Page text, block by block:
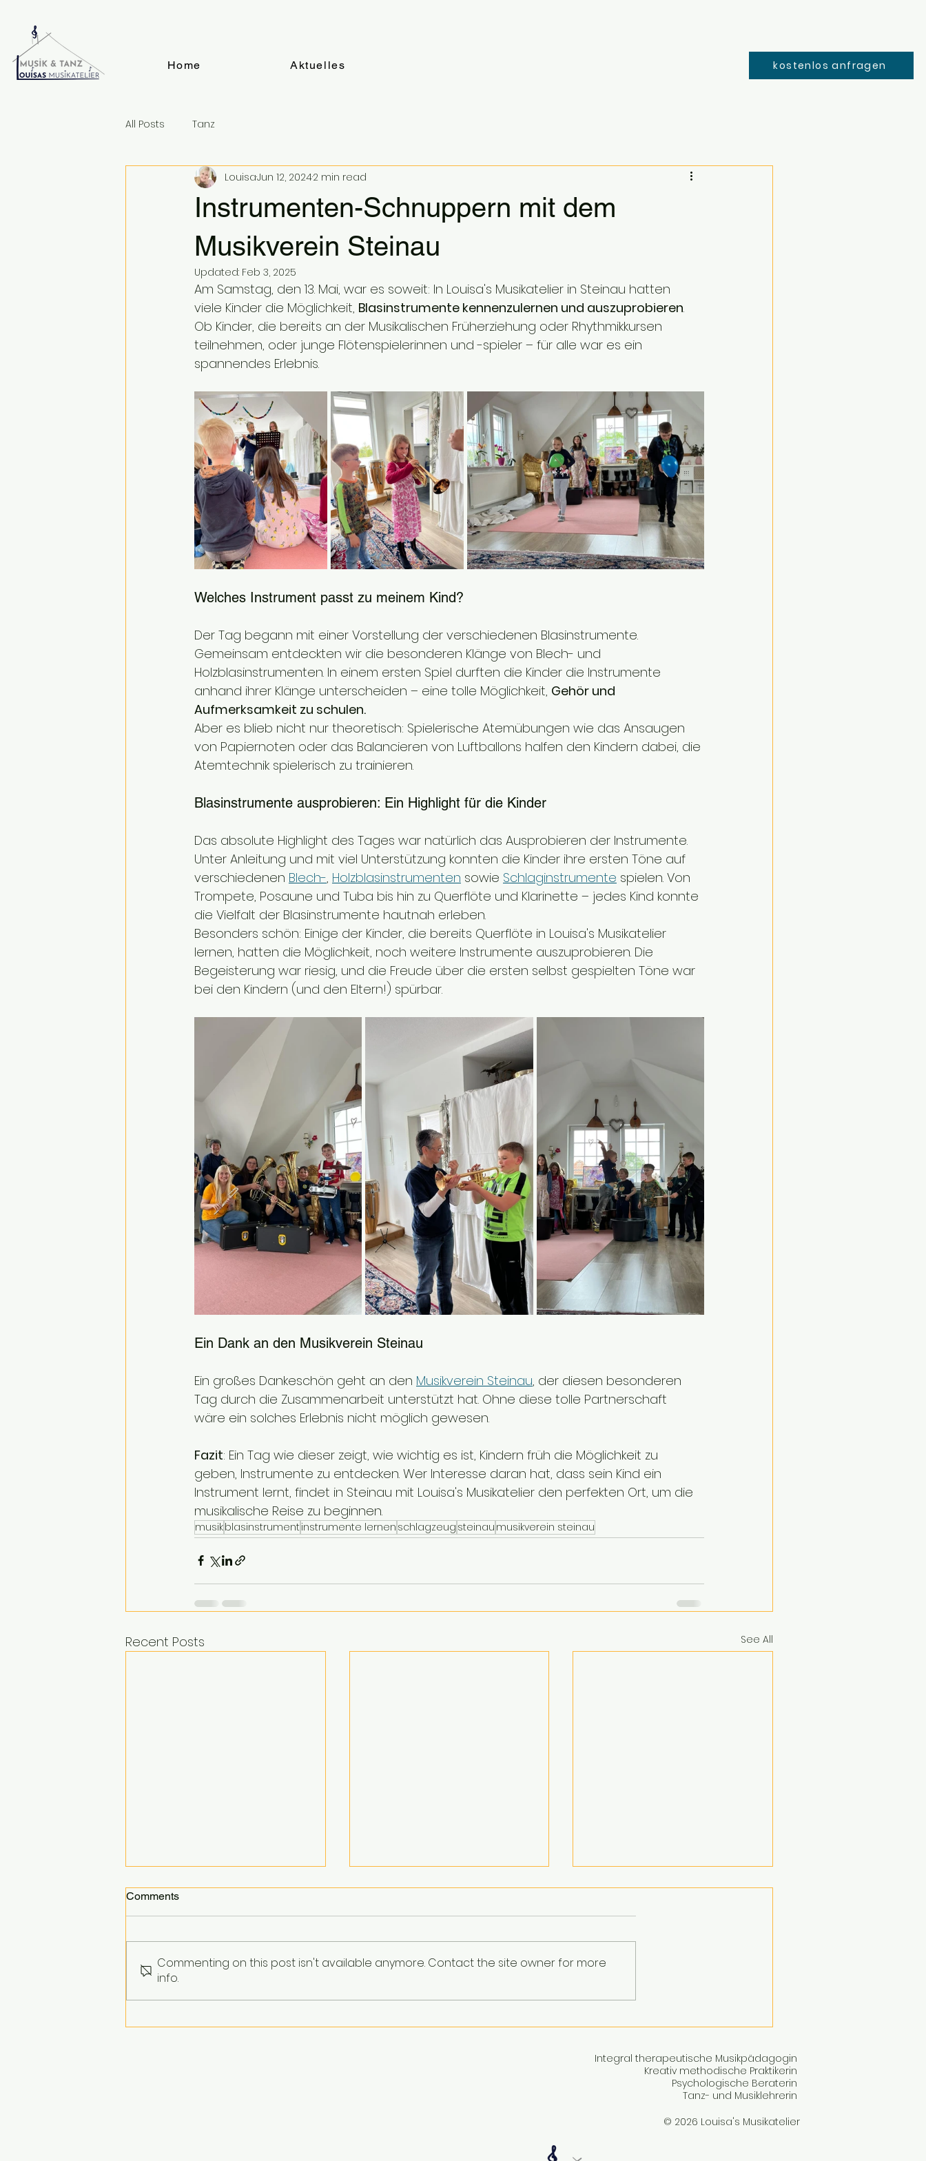
Home Aktuelles kostenlos anfragen
All Posts Tanz
Instrumenten-Schnuppern mit dem
Musikverein Steinau
LouisaJun 12, 20242 min read
Updated: Feb 3, 2025
Am Samstag, den 13. Mai, war es soweit: In Louisa's Musikatelier in Steinau hatten
viele Kinder die Möglichkeit, Blasinstrumente kennenzulernen und auszuprobieren.
Ob Kinder, die bereits an der Musikalischen Früherziehung oder Rhythmikkursen
teilnehmen, oder junge Flötenspielerinnen und -spieler – für alle war es ein
spannendes Erlebnis.
Welches Instrument passt zu meinem Kind?
Der Tag begann mit einer Vorstellung der verschiedenen Blasinstrumente.
Gemeinsam entdeckten wir die besonderen Klänge von Blech- und
Holzblasinstrumenten. In einem ersten Spiel durften die Kinder die Instrumente
anhand ihrer Klänge unterscheiden – eine tolle Möglichkeit, Gehör und
Aufmerksamkeit zu schulen.
Aber es blieb nicht nur theoretisch: Spielerische Atemübungen wie das Ansaugen
von Papiernoten oder das Balancieren von Luftballons halfen den Kindern dabei, die
Atemtechnik spielerisch zu trainieren.
Blasinstrumente ausprobieren: Ein Highlight für die Kinder
Das absolute Highlight des Tages war natürlich das Ausprobieren der Instrumente.
Unter Anleitung und mit viel Unterstützung konnten die Kinder ihre ersten Töne auf
verschiedenen Blech-, Holzblasinstrumenten sowie Schlaginstrumente spielen. Von
Trompete, Posaune und Tuba bis hin zu Querflöte und Klarinette – jedes Kind konnte
die Vielfalt der Blasinstrumente hautnah erleben.
Besonders schön: Einige der Kinder, die bereits Querflöte in Louisa's Musikatelier
lernen, hatten die Möglichkeit, noch weitere Instrumente auszuprobieren. Die
Begeisterung war riesig, und die Freude über die ersten selbst gespielten Töne war
bei den Kindern (und den Eltern!) spürbar.
Ein Dank an den Musikverein Steinau
Ein großes Dankeschön geht an den Musikverein Steinau, der diesen besonderen
Tag durch die Zusammenarbeit unterstützt hat. Ohne diese tolle Partnerschaft
wäre ein solches Erlebnis nicht möglich gewesen.
Fazit: Ein Tag wie dieser zeigt, wie wichtig es ist, Kindern früh die Möglichkeit zu
geben, Instrumente zu entdecken. Wer Interesse daran hat, dass sein Kind ein
Instrument lernt, findet in Steinau mit Louisa's Musikatelier den perfekten Ort, um die
musikalische Reise zu beginnen.
musikblasinstrument instrumente lernen schlagzeug steinau musikverein steinau
Recent Posts See All
Warum Tanz im Kindesalter
Ein zauberhafter Start in die
Comments
Commenting on this post isn't available anymore. Contact the site owner for more
info.
Integral therapeutische Musikpädagogin
Kreativ methodische Praktikerin
Psychologische Beraterin
Tanz- und Musiklehrerin
© 2026 Louisa's Musikatelier